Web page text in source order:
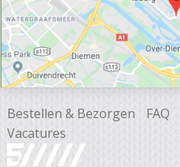
Bestellen & Bezorgen FAQ
Vacatures